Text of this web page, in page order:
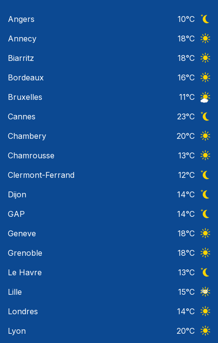
Angers 10°C
Annecy
18°C
Biarritz
18°C
Bordeaux
16°C
Bruxelles
11°C
Cannes
23°C
Chambery
20°C
Chamrousse
13°C
Clermont-Ferrand
12°C
Dijon
14°C
GAP
14°C
Geneve
18°C
Grenoble
18°C
Le Havre
13°C
Lille
15°C
Londres
14°C
Lyon
20°C